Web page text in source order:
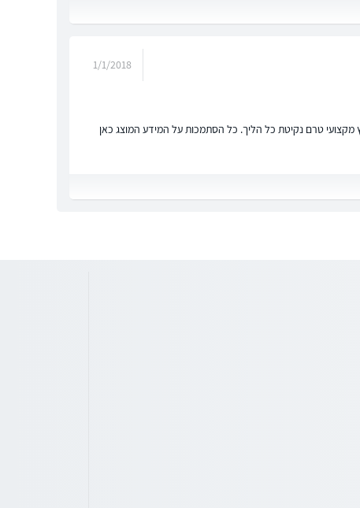
1/1/2018
מקצועי טרם נקיטת כל הליך. כל הסתמכות על המידע המוצג כאן